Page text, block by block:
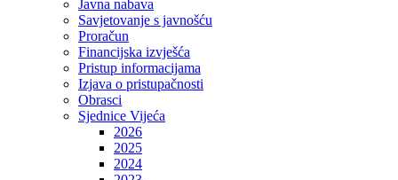
Javna nabava
Savjetovanje s javnošću
Proračun
Financijska izvješća
Pristup informacijama
Izjava o pristupačnosti
Obrasci
Sjednice Vijeća
2026
2025
2024